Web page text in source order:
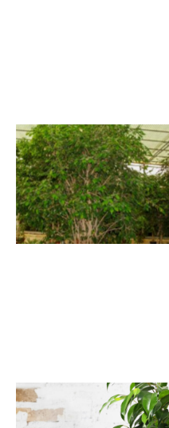
Ficus benjamina — Pohon
Beringin (acacia-ae.com)